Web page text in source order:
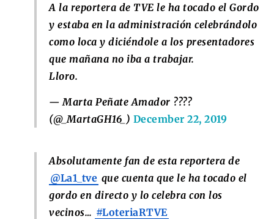
A la reportera de TVE le ha tocado el Gordo
y estaba en la administración celebrándolo
como loca y diciéndole a los presentadores
que mañana no iba a trabajar.
Lloro.
— Marta Peñate Amador ????
(@_MartaGH16_) December 22, 2019
Absolutamente fan de esta reportera de
@La1_tve que cuenta que le ha tocado el
gordo en directo y lo celebra con los
vecinos… #LoteriaRTVE